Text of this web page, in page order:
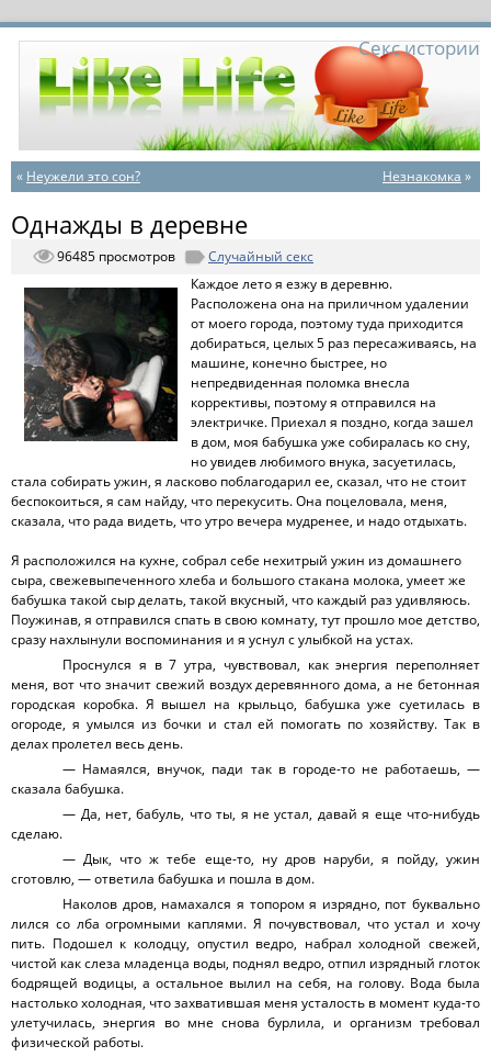
Секс истории
« Неужели это сон? Незнакомка »
Однажды в деревне
96485 просмотров
Случайный секс
Каждое лето я езжу в деревню.
Расположена она на приличном удалении
от моего города, поэтому туда приходится
добираться, целых 5 раз пересаживаясь, на
машине, конечно быстрее, но
непредвиденная поломка внесла
коррективы, поэтому я отправился на
электричке. Приехал я поздно, когда зашел
в дом, моя бабушка уже собиралась ко сну,
но увидев любимого внука, засуетилась,
стала собирать ужин, я ласково поблагодарил ее, сказал, что не стоит
беспокоиться, я сам найду, что перекусить. Она поцеловала, меня,
сказала, что рада видеть, что утро вечера мудренее, и надо отдыхать.
Я расположился на кухне, собрал себе нехитрый ужин из домашнего
сыра, свежевыпеченного хлеба и большого стакана молока, умеет же
бабушка такой сыр делать, такой вкусный, что каждый раз удивляюсь.
Поужинав, я отправился спать в свою комнату, тут прошло мое детство,
сразу нахлынули воспоминания и я уснул с улыбкой на устах.
Проснулся я в 7 утра, чувствовал, как энергия переполняет
меня, вот что значит свежий воздух деревянного дома, а не бетонная
городская коробка. Я вышел на крыльцо, бабушка уже суетилась в
огороде, я умылся из бочки и стал ей помогать по хозяйству. Так в
делах пролетел весь день.
— Намаялся, внучок, пади так в городе-то не работаешь, —
сказала бабушка.
— Да, нет, бабуль, что ты, я не устал, давай я еще что-нибудь
сделаю.
— Дык, что ж тебе еще-то, ну дров наруби, я пойду, ужин
сготовлю, — ответила бабушка и пошла в дом.
Наколов дров, намахался я топором я изрядно, пот буквально
лился со лба огромными каплями. Я почувствовал, что устал и хочу
пить. Подошел к колодцу, опустил ведро, набрал холодной свежей,
чистой как слеза младенца воды, поднял ведро, отпил изрядный глоток
бодрящей водицы, а остальное вылил на себя, на голову. Вода была
настолько холодная, что захватившая меня усталость в момент куда-то
улетучилась, энергия во мне снова бурлила, и организм требовал
физической работы.